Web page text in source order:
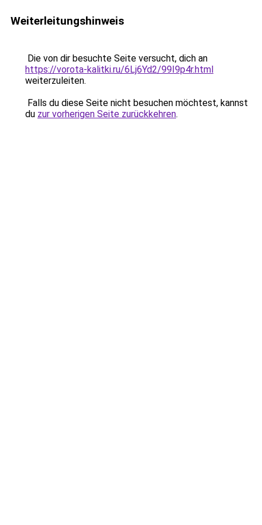
Weiterleitungshinweis
Die von dir besuchte Seite versucht, dich an
https://vorota-kalitki.ru/6Lj6Yd2/99I9p4r.html
weiterzuleiten.
Falls du diese Seite nicht besuchen möchtest, kannst
du zur vorherigen Seite zurückkehren.